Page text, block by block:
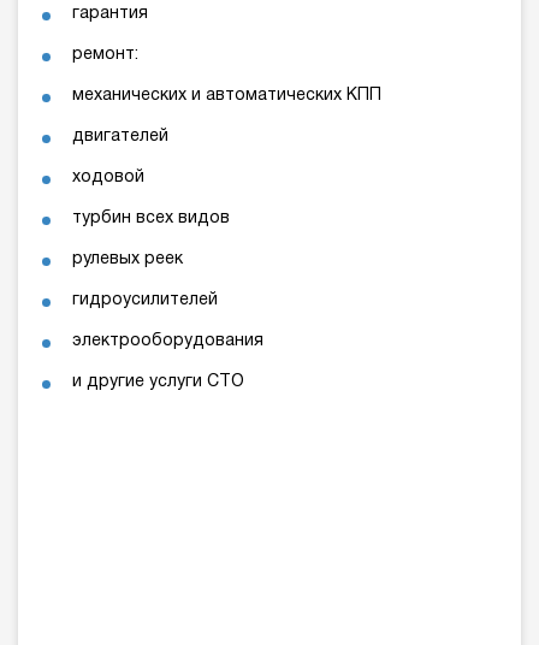
гарантия
ремонт:
механических и автоматических КПП
двигателей
ходовой
турбин всех видов
рулевых реек
гидроусилителей
электрооборудования
и другие услуги СТО